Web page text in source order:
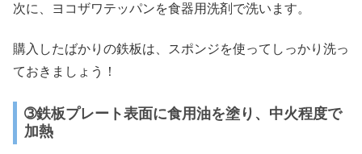
次に、ヨコザワテッパンを食器用洗剤で洗います。
購入したばかりの鉄板は、スポンジを使ってしっかり洗っ
ておきましょう！
➂鉄板プレート表面に食用油を塗り、中火程度で
加熱